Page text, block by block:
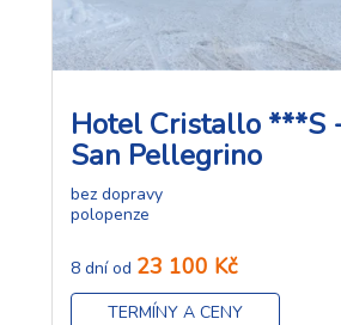
Hotel Cristallo ***S
San Pellegrino
bez dopravy
polopenze
8 dní od 23 100 Kč
TERMÍNY A CENY